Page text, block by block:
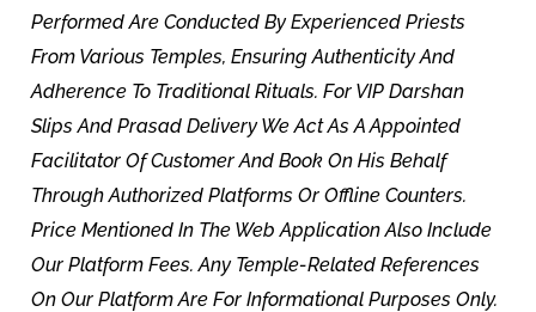
Performed Are Conducted By Experienced Priests
From Various Temples, Ensuring Authenticity And
Adherence To Traditional Rituals. For VIP Darshan
Slips And Prasad Delivery We Act As A Appointed
Facilitator Of Customer And Book On His Behalf
Through Authorized Platforms Or Offline Counters.
Price Mentioned In The Web Application Also Include
Our Platform Fees. Any Temple-Related References
On Our Platform Are For Informational Purposes Only.